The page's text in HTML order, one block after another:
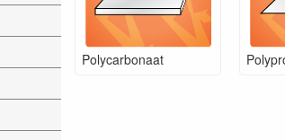
Polycarbonaat